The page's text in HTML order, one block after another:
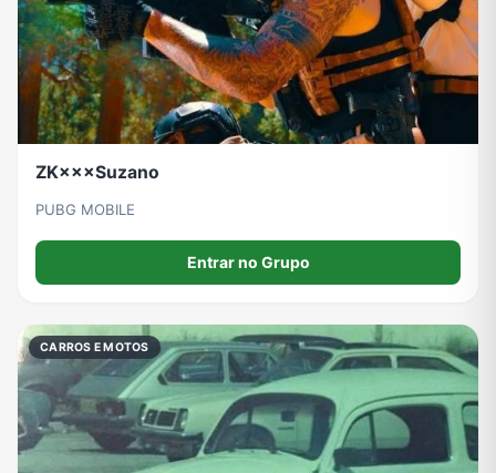
ZK×××Suzano
PUBG MOBILE
Entrar no Grupo
CARROS E MOTOS